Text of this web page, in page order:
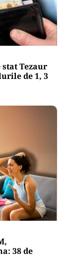
Tezaur
de 1, 3
38 de